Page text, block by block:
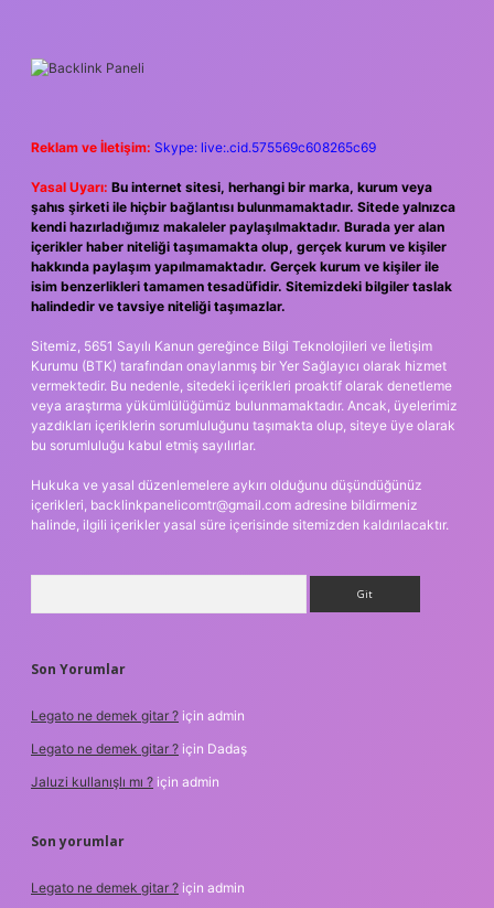
Reklam ve İletişim: Skype: live:.cid.575569c608265c69
Yasal Uyarı: Bu internet sitesi, herhangi bir marka, kurum veya
şahıs şirketi ile hiçbir bağlantısı bulunmamaktadır. Sitede yalnızca
kendi hazırladığımız makaleler paylaşılmaktadır. Burada yer alan
içerikler haber niteliği taşımamakta olup, gerçek kurum ve kişiler
hakkında paylaşım yapılmamaktadır. Gerçek kurum ve kişiler ile
isim benzerlikleri tamamen tesadüfidir. Sitemizdeki bilgiler taslak
halindedir ve tavsiye niteliği taşımazlar.
Sitemiz, 5651 Sayılı Kanun gereğince Bilgi Teknolojileri ve İletişim
Kurumu (BTK) tarafından onaylanmış bir Yer Sağlayıcı olarak hizmet
vermektedir. Bu nedenle, sitedeki içerikleri proaktif olarak denetleme
veya araştırma yükümlülüğümüz bulunmamaktadır. Ancak, üyelerimiz
yazdıkları içeriklerin sorumluluğunu taşımakta olup, siteye üye olarak
bu sorumluluğu kabul etmiş sayılırlar.
Hukuka ve yasal düzenlemelere aykırı olduğunu düşündüğünüz
içerikleri, backlinkpanelicomtr@gmail.com adresine bildirmeniz
halinde, ilgili içerikler yasal süre içerisinde sitemizden kaldırılacaktır.
Son Yorumlar
Legato ne demek gitar ? için admin
Legato ne demek gitar ? için Dadaş
Jaluzi kullanışlı mı ? için admin
Son yorumlar
Legato ne demek gitar ? için admin